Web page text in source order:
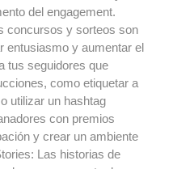
del engagement.
concursos y sorteos son
entusiasmo y aumentar el
tus seguidores que
como etiquetar a
utilizar un hashtag
con premios
y crear un ambiente
Las historias de